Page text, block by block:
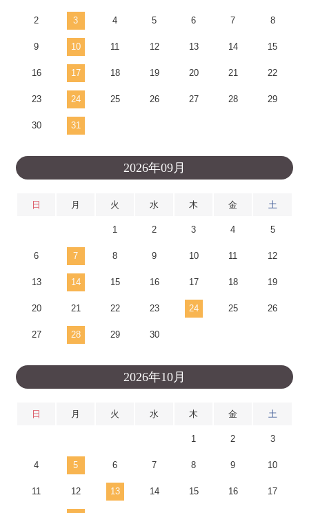
2 3 4 5 6 7 8
9 10 11 12 13 14 15
16 17 18 19 20 21 22
23 24 25 26 27 28 29
30 31
2026年09月
日 月 火 水 木 金 土
1 2 3 4 5
6 7 8 9 10 11 12
13 14 15 16 17 18 19
20 21 22 23 24 25 26
27 28 29 30
2026年10月
日 月 火 水 木 金 土
1 2 3
4 5 6 7 8 9 10
11 12 13 14 15 16 17